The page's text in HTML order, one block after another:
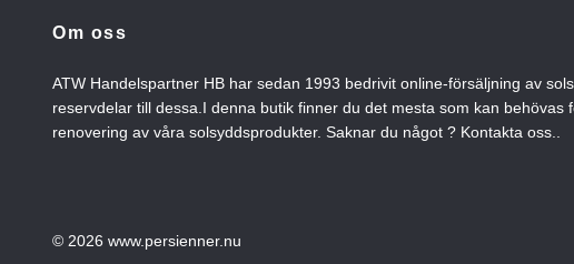
Om oss
ATW Handelspartner HB har sedan 1993 bedrivit online-försäljning av
reservdelar till dessa.I denna butik finner du det mesta som kan behövas
renovering av våra solsyddsprodukter. Saknar du något ? Kontakta oss..
© 2026 www.persienner.nu